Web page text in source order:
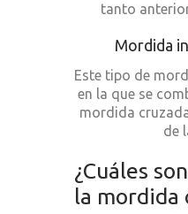
tanto
Mordida
Este tipo de
en la que se
mordida
de
¿Cuáles
la mordida